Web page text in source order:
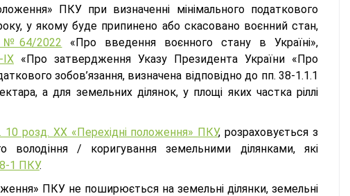
ПКУ при визначенні мінімального податкового
у якому буде припинено або скасовано воєнний стан,
№64/2022 «Про введення воєнного стану в Україні»,
IX «Про затвердження Указу Президента України «Про
зобов’язання, визначена відповідно до пп. 38-1.1.1
а для земельних ділянок, у площі яких частка ріллі
10 розд. ХХ «Перехідні положення» ПКУ, розраховується з
володіння / коригування земельними ділянками, які
1 ПКУ.
ПКУ не поширюється на земельні ділянки, земельні